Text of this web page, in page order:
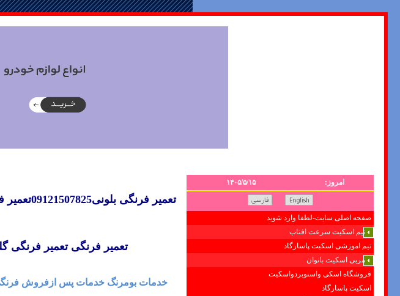
امروز: ۱۴۰۵/۵/۱۵
صفحه اصلی سایت-لطفا وارد شوید
تیم اسکیت سرعت افتاب
تیم اموزشی اسکیت پاسارگاد
مربی اسکیت بانوان
فروشگاه اسکی واسنوبردواسکیت
اسکیت پاسارگاد
تعمیر فرنگی بلونی09121507825تعمیر فرنگی
تعمیر فرنگی تعمیر فرنگی
خدمات بومرنگ خدمات پس ازفروش